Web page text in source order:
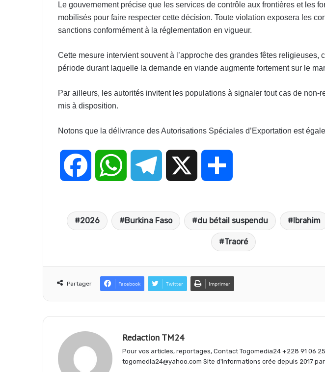
Le gouvernement précise que les services de contrôle aux frontières et les
mobilisés pour faire respecter cette décision. Toute violation exposera les
sanctions conformément à la réglementation en vigueur.
Cette mesure intervient souvent à l’approche des grandes fêtes religieuses,
période durant laquelle la demande en viande augmente fortement sur le
Par ailleurs, les autorités invitent les populations à signaler tout cas de non-
mis à disposition.
Notons que la délivrance des Autorisations Spéciales d’Exportation est
c
o
a
s
p
l
g
a
r
a
e
2026 Burkina Faso du bétail suspendu Ibrahim
Traoré
Partager Facebook Twitter Imprimer
Redaction TM24
Pour vos articles, reportages, Contact Togomedia24 +228 91 06
togomedia24@yahoo.com Site d'informations crée depuis 2017 par